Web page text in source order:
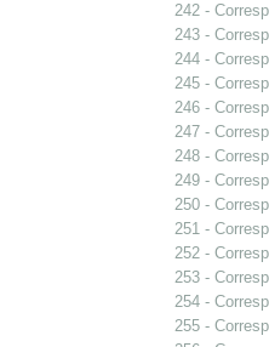
242 -
243 -
244 -
245 -
246 -
247 -
248 -
249 -
250 -
251 -
252 -
253 -
254 -
255 -